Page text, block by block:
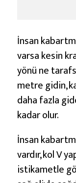
İnsan
varsa kesin
yönü ne
metre gidin,
daha fazla
kadar olur.
İnsan
vardır, kol V
istikametle